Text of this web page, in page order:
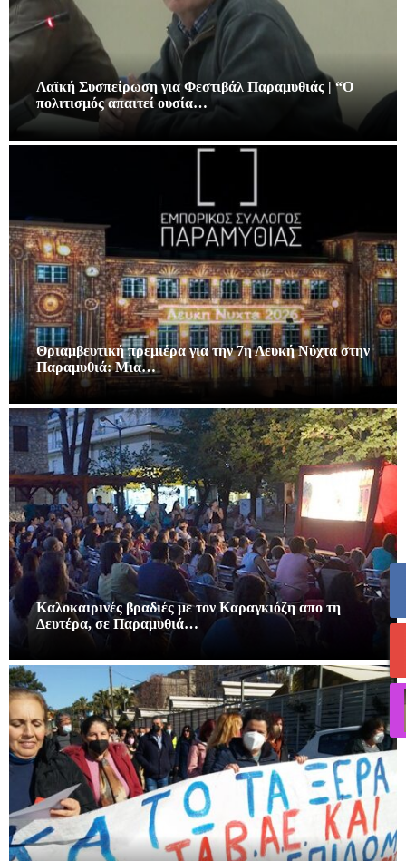
Λαϊκή Συσπείρωση για Φεστιβάλ Παραμυθιάς | “Ο
πολιτισμός απαιτεί ουσία…
Θριαμβευτική πρεμιέρα για την 7η Λευκή Νύχτα στην
Παραμυθιά: Μια…
Καλοκαιρινές βραδιές με τον Καραγκιόζη απο τη
Δευτέρα, σε Παραμυθιά…